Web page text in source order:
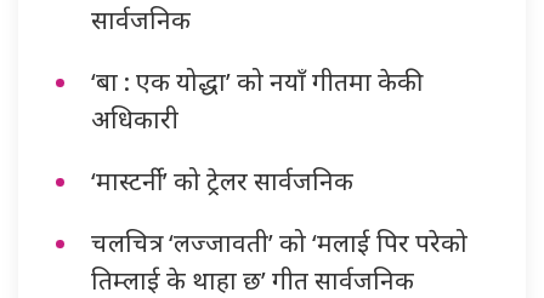
सार्वजनिक
‘बा : एक योद्धा’ को नयाँ गीतमा केकी
अधिकारी
‘मास्टर्नी’ को ट्रेलर सार्वजनिक
चलचित्र ‘लज्जावती’ को ‘मलाई पिर परेको
तिम्लाई के थाहा छ’ गीत सार्वजनिक